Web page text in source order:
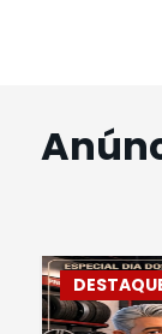
DESTAQUE